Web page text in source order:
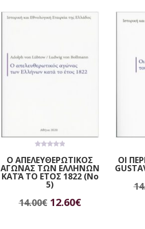
25.00€.είναι:
out
of
5
Ο ΑΠΕΛΕΥΘΕΡΩΤΙΚΟΣ
ΑΓΩΝΑΣ ΤΩΝ ΕΛΛΗΝΩΝ
ΚΑΤΆ ΤΟ ΕΤΟΣ 1822 (No
5)
14.00€ Original
12.60€Η
Προσθήκη στο καλάθι
ΟΙ